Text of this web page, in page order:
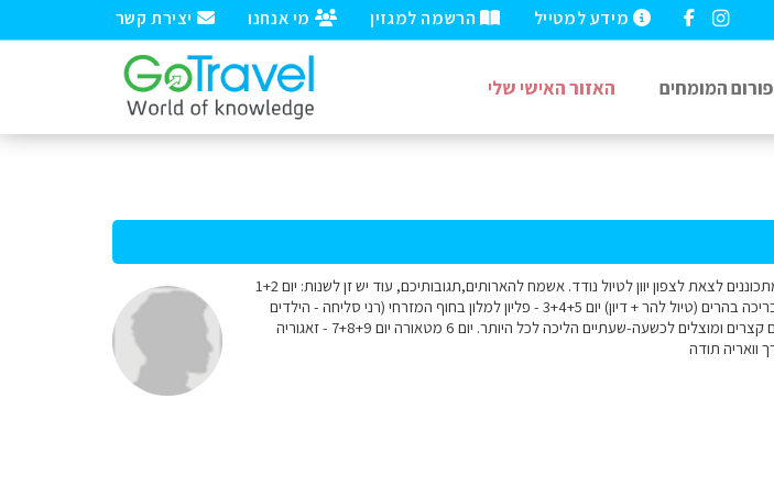
יצירת קשר מי אנחנו הרשמה למגזין מידע למטייל
פורום המומחים האזור האישי שלי
שלום למומחים אנחנו משפחה זוג עם שלושה ילדים (3-13) מתכוננים לצאת לצפון יוון לטיול נודד. אשמח להארותים,תגובותיכם, עוד יש זן לשנות: יום 1+2
- נחיתה בסלוניקי ונסיעה לאולימפוס לשני לילות למלון עם בריכה בהרים (טיול להר + דיון) יום 3+4+5 - פליון למלון בחוף המזרחי (רני סליחה - הילדים
רצו בריכה, אז בפעם הבאה...) אשמח לדעת אם יש מסלולים קצרים ומוצלים לכשעה-שעתיים הליכה לכל היותר. יום 6 מטאורה יום 7+8+9 - זאגוריה